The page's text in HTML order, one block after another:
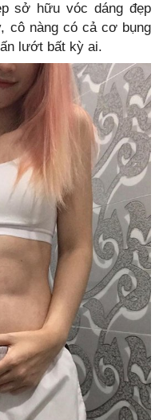
sở hữu vóc dáng đẹp
cô nàng có cả cơ bụng
lướt bất kỳ ai.